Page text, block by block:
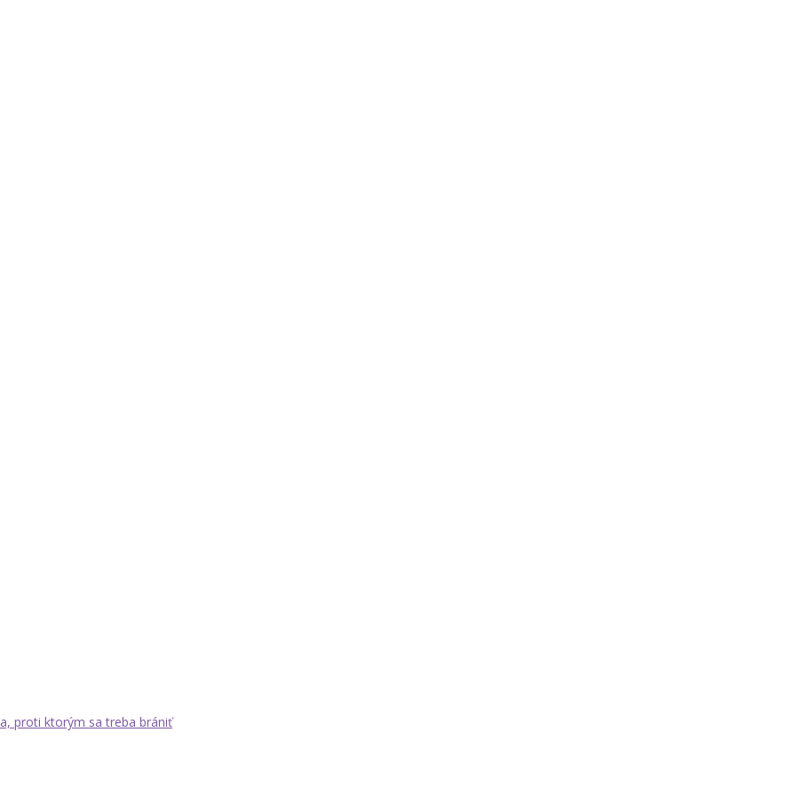
proti ktorým sa treba brániť